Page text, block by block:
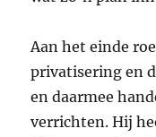
Aan het einde
privatisering en
en daarmee
verrichten. Hij